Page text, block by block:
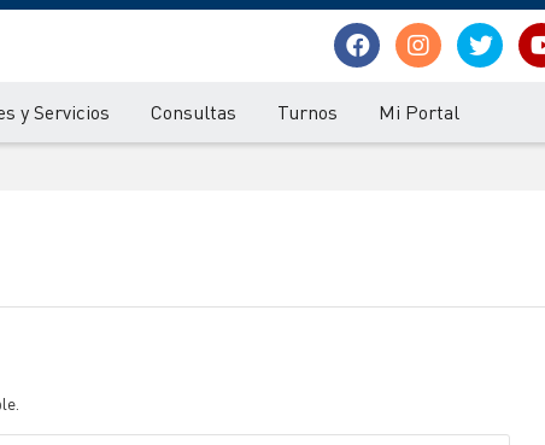
y Servicios Consultas Turnos Mi Portal